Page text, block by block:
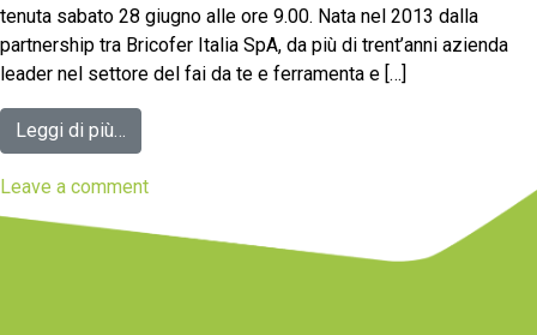
tenuta sabato 28 giugno alle ore 9.00. Nata nel 2013 dalla
partnership tra Bricofer Italia SpA, da più di trent’anni azienda
leader nel settore del fai da te e ferramenta e […]
Leggi di più…
Leave a comment